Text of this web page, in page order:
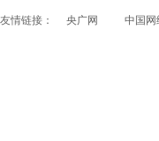
友情链接： 央广网 中国网